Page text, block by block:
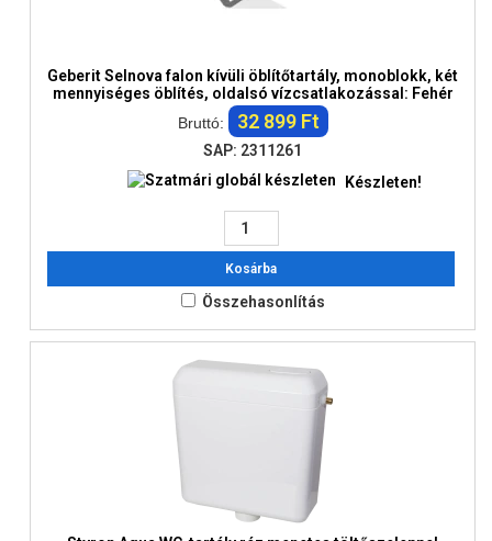
Geberit Selnova falon kívüli öblítőtartály, monoblokk, két
mennyiséges öblítés, oldalsó vízcsatlakozással: Fehér
Bruttó:
32 899 Ft
SAP: 2311261
Készleten!
Kosárba
Összehasonlítás